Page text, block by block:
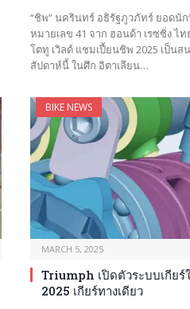
“ชิพ” นครินทร์ อธิรัฐภูวภัทร์ ยอดนั
หมายเลข 41 จาก ฮอนด้า เรซซิ่ง ไ
โตทู เวิลด์ แชมเปี้ยนชิพ 2025 เป็น
สัปดาห์นี้ ในศึก อิตาเลียน…
BIKE NEWS
MARCH 5, 2025
Triumph เปิดตัวระบบเกีย
2025 เกียร์ทางเดียว